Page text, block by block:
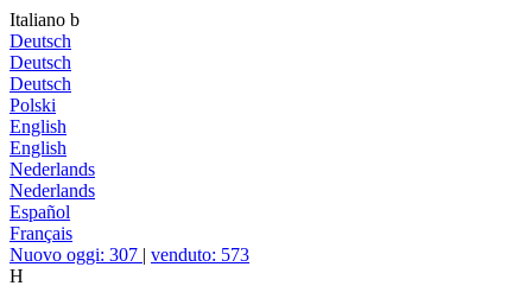
Italiano b
Deutsch
Deutsch
Deutsch
Polski
English
English
Nederlands
Nederlands
Español
Français
Nuovo oggi: 307 | venduto: 573
H